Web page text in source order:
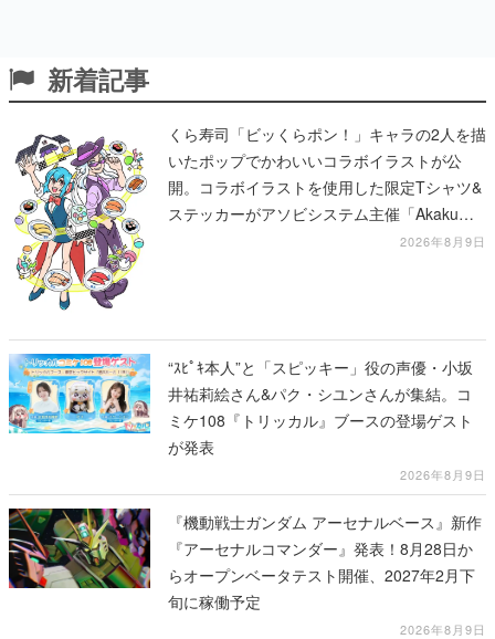
新着記事
くら寿司「ビッくらポン！」キャラの2人を描
いたポップでかわいいコラボイラストが公
開。コラボイラストを使用した限定Tシャツ&
ステッカーがアソビシステム主催「Akaku
2026年8月9日
“ｽﾋﾟｷ本人”と「スピッキー」役の声優・小坂
井祐莉絵さん&パク・シユンさんが集結。コ
ミケ108『トリッカル』ブースの登場ゲスト
が発表
2026年8月9日
『機動戦士ガンダム アーセナルベース』新作
『アーセナルコマンダー』発表！8月28日か
らオープンベータテスト開催、2027年2月下
旬に稼働予定
2026年8月9日